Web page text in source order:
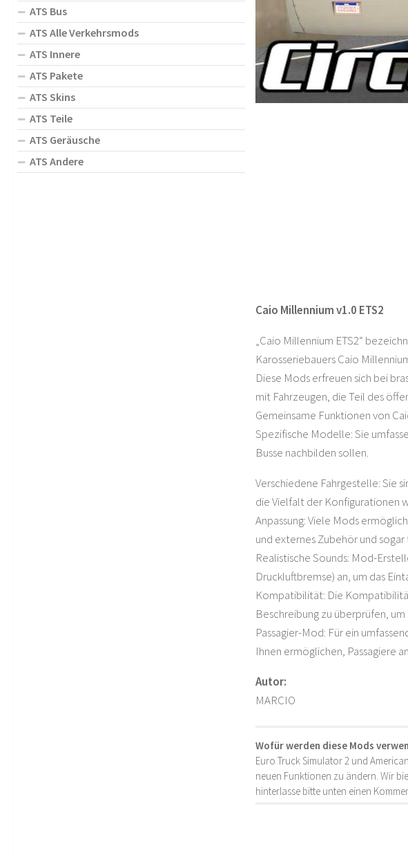
Caio Millennium v1.0 ETS2
„Caio Millennium ETS2“
Karosseriebauers Caio
Diese Mods erfreuen sich bei
mit Fahrzeugen, die Teil des
Gemeinsame Funktionen von
Spezifische Modelle: Sie
Busse nachbilden sollen.
Verschiedene Fahrgestelle: Sie
die Vielfalt der Konfigurationen
Anpassung: Viele Mods
und externes Zubehör und
Realistische Sounds: Mod-
Druckluftbremse) an, um das
Kompatibilität: Die
Beschreibung zu überprüfen, um
Passagier-Mod: Für ein
Ihnen ermöglichen, Passagiere
Autor:
MARCIO
Wofür werden diese Mods
Euro Truck Simulator 2 und
neuen Funktionen zu ändern. Wir
hinterlasse bitte unten einen
ATS Bus
ATS Alle Verkehrsmods
ATS Innere
ATS Pakete
ATS Skins
ATS Teile
ATS Geräusche
ATS Andere